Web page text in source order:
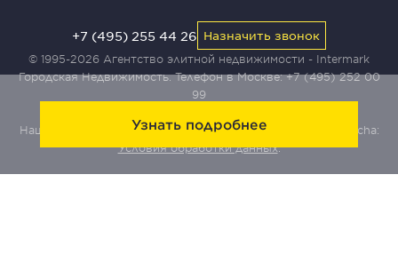
Узнать подробнее
© 1995-2026 Агентство элитной недвижимости - Intermark
Городская Недвижимость. Телефон в Москве:+7 (495) 252 00
99
Наш сайт защищен с помощью сервиса Yandex SmartCaptcha:
Условия обработки данных.
+7 (495) 255 44 26 Назначить звонок